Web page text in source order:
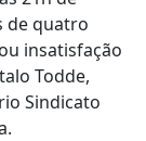
de quatro
insatisfação
Todde,
Sindicato